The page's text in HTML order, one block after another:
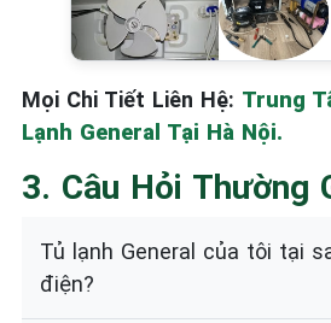
Mọi Chi Tiết Liên Hệ: Trung
Lạnh General Tại Hà Nội.
3. Câu Hỏi Thường
Tủ lạnh General của tôi tại
điện?